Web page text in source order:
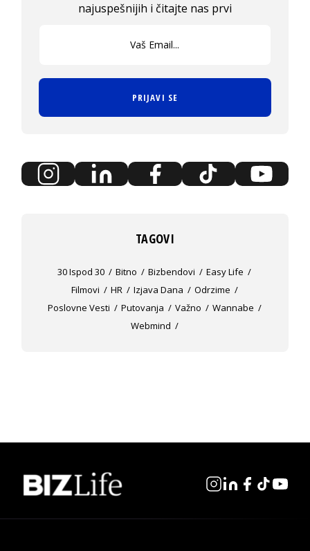
najuspešnijih i čitajte nas prvi
PRIJAVI SE
TAGOVI
30 Ispod 30 Bitno Bizbendovi
Easy Life
Filmovi
HR Izjava Dana
Odrzime
Poslovne Vesti
Putovanja Važno
Wannabe
Webmind